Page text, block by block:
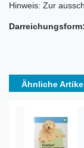
Hinweis: Zur
Darreichungsform:
Ähnliche